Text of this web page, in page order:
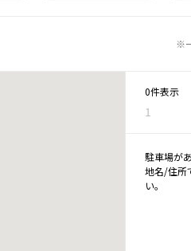
※
0件表示
1
駐車場が
地名/住所
い。